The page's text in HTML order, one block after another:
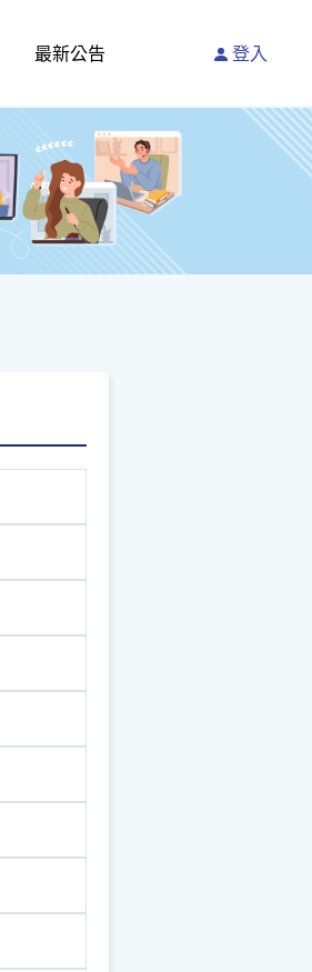
最新公告 登入